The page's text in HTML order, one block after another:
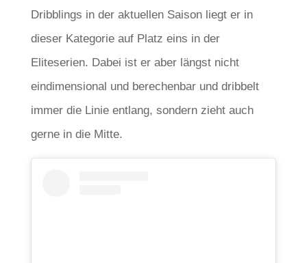
Dribblings in der aktuellen Saison liegt er in
dieser Kategorie auf Platz eins in der
Eliteserien. Dabei ist er aber längst nicht
eindimensional und berechenbar und dribbelt
immer die Linie entlang, sondern zieht auch
gerne in die Mitte.